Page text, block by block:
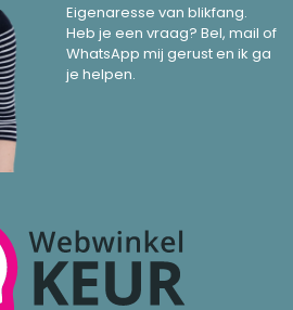
Eigenaresse van blikfang.
Heb je een vraag? Bel, mail of
WhatsApp mij gerust en ik ga
je helpen.